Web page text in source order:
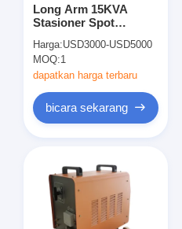
Long Arm 15KVA
Stasioner Spot
4700N 110V Spot
Weller
Harga:USD3000-USD5000
MOQ:1
dapatkan harga terbaru
bicara sekarang